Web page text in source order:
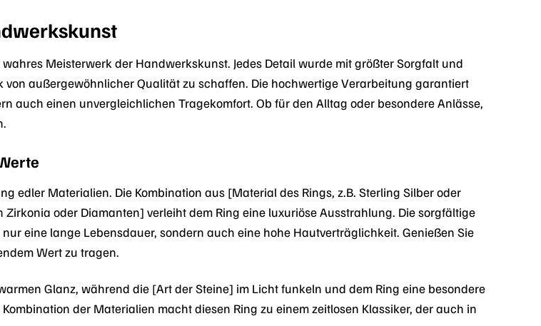
Meisterwerk der Handwerkskunst. Jedes Detail wurde mit größter Sorgfalt und
von außergewöhnlicher Qualität zu schaffen. Die hochwertige Verarbeitung garantiert
auch einen unvergleichlichen Tragekomfort. Ob für den Alltag oder besondere Anlässe,
edler Materialien. Die Kombination aus [Material des Rings, z.B. Sterling Silber oder
oder Diamanten] verleiht dem Ring eine luxuriöse Ausstrahlung. Die sorgfältige
eine lange Lebensdauer, sondern auch eine hohe Hautverträglichkeit. Genießen Sie
Wert zu tragen.
Glanz, während die [Art der Steine] im Licht funkeln und dem Ring eine besondere
der Materialien macht diesen Ring zu einem zeitlosen Klassiker, der auch in